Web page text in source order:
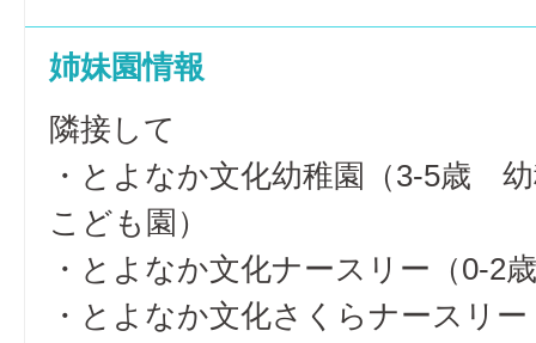
姉妹園情報
隣接して
・とよなか文化幼稚園（3-5歳
こども園）
・とよなか文化ナースリー（0-2
・とよなか文化さくらナースリ